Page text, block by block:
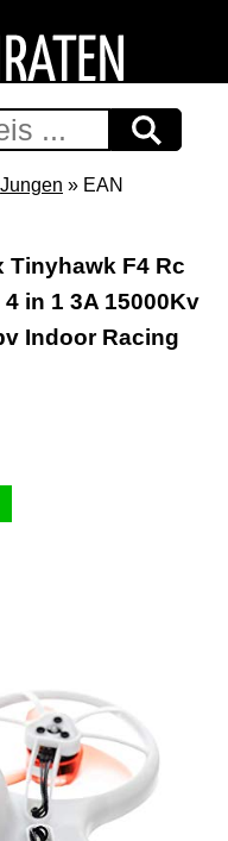
Jungen » EAN
Tinyhawk F4 Rc
in 1 3A 15000Kv
Indoor Racing